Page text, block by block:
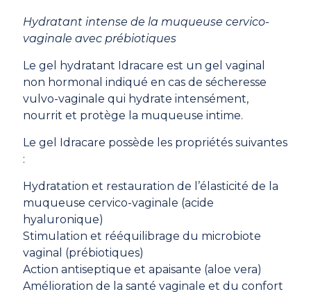
sur 5
basé sur
notations
Hydratant intense de la muqueuse cervico-
vaginale avec prébiotiques
Le gel hydratant Idracare est un gel vaginal
non hormonal indiqué en cas de sécheresse
vulvo-vaginale qui hydrate intensément,
nourrit et protège la muqueuse intime.
Le gel Idracare possède les propriétés suivantes
:
Hydratation et restauration de l’élasticité de la
muqueuse cervico-vaginale (acide
hyaluronique)
Stimulation et rééquilibrage du microbiote
vaginal (prébiotiques)
Action antiseptique et apaisante (aloe vera)
Amélioration de la santé vaginale et du confort